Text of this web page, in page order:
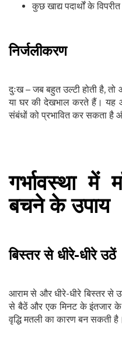
कुछ खाद्य पदार्थों के विपरीत
निर्जलीकरण
दुःख – जब बहुत उल्टी होती है,
या घर की देखभाल करते हैं।
संबंधों को प्रभावित कर सकता है
गर्भावस्था में
बचने के उपाय
बिस्तर से धीरे-धीरे उठें
आराम से और धीरे-धीरे बिस्तर से
से बैठें और एक मिनट के इंतजार के
वृद्धि मतली का कारण बन सकती है।